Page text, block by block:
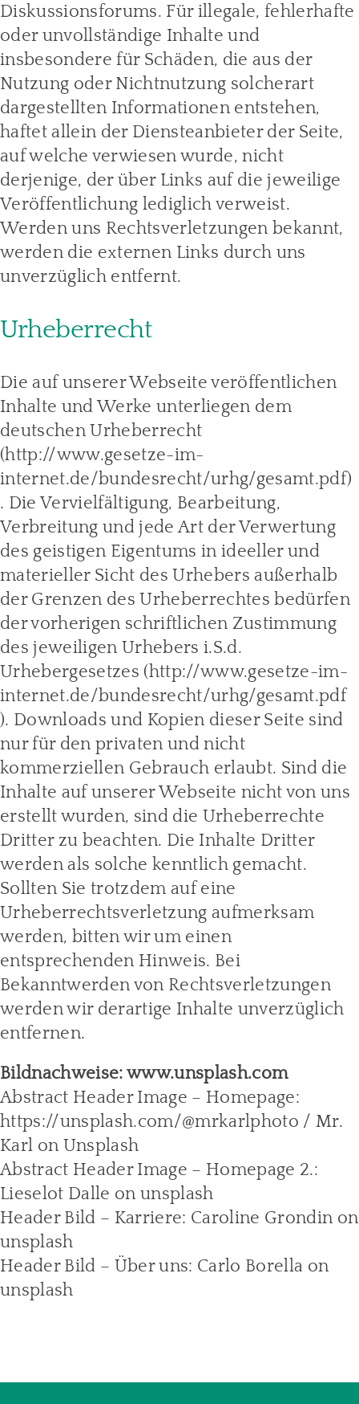
Diskussionsforums. Für illegale, fehlerhafte
oder unvollständige Inhalte und
insbesondere für Schäden, die aus der
Nutzung oder Nichtnutzung solcherart
dargestellten Informationen entstehen,
haftet allein der Diensteanbieter der Seite,
auf welche verwiesen wurde, nicht
derjenige, der über Links auf die jeweilige
Veröffentlichung lediglich verweist.
Werden uns Rechtsverletzungen bekannt,
werden die externen Links durch uns
unverzüglich entfernt.
Urheberrecht
Die auf unserer Webseite veröffentlichen
Inhalte und Werke unterliegen dem
deutschen Urheberrecht
(http://www.gesetze-im-
internet.de/bundesrecht/urhg/gesamt.pdf)
. Die Vervielfältigung, Bearbeitung,
Verbreitung und jede Art der Verwertung
des geistigen Eigentums in ideeller und
materieller Sicht des Urhebers außerhalb
der Grenzen des Urheberrechtes bedürfen
der vorherigen schriftlichen Zustimmung
des jeweiligen Urhebers i.S.d.
Urhebergesetzes (http://www.gesetze-im-
internet.de/bundesrecht/urhg/gesamt.pdf
). Downloads und Kopien dieser Seite sind
nur für den privaten und nicht
kommerziellen Gebrauch erlaubt. Sind die
Inhalte auf unserer Webseite nicht von uns
erstellt wurden, sind die Urheberrechte
Dritter zu beachten. Die Inhalte Dritter
werden als solche kenntlich gemacht.
Sollten Sie trotzdem auf eine
Urheberrechtsverletzung aufmerksam
werden, bitten wir um einen
entsprechenden Hinweis. Bei
Bekanntwerden von Rechtsverletzungen
werden wir derartige Inhalte unverzüglich
entfernen.
Bildnachweise: www.unsplash.com
Abstract Header Image – Homepage:
https://unsplash.com/@mrkarlphoto / Mr.
Karl on Unsplash
Abstract Header Image – Homepage 2.:
Lieselot Dalle on unsplash
Header Bild – Karriere: Caroline Grondin on
unsplash
Header Bild – Über uns: Carlo Borella on
unsplash